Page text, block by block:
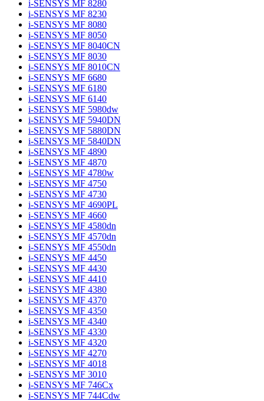
i-SENSYS MF 8280
i-SENSYS MF 8230
i-SENSYS MF 8080
i-SENSYS MF 8050
i-SENSYS MF 8040CN
i-SENSYS MF 8030
i-SENSYS MF 8010CN
i-SENSYS MF 6680
i-SENSYS MF 6180
i-SENSYS MF 6140
i-SENSYS MF 5980dw
i-SENSYS MF 5940DN
i-SENSYS MF 5880DN
i-SENSYS MF 5840DN
i-SENSYS MF 4890
i-SENSYS MF 4870
i-SENSYS MF 4780w
i-SENSYS MF 4750
i-SENSYS MF 4730
i-SENSYS MF 4690PL
i-SENSYS MF 4660
i-SENSYS MF 4580dn
i-SENSYS MF 4570dn
i-SENSYS MF 4550dn
i-SENSYS MF 4450
i-SENSYS MF 4430
i-SENSYS MF 4410
i-SENSYS MF 4380
i-SENSYS MF 4370
i-SENSYS MF 4350
i-SENSYS MF 4340
i-SENSYS MF 4330
i-SENSYS MF 4320
i-SENSYS MF 4270
i-SENSYS MF 4018
i-SENSYS MF 3010
i-SENSYS MF 746Cx
i-SENSYS MF 744Cdw